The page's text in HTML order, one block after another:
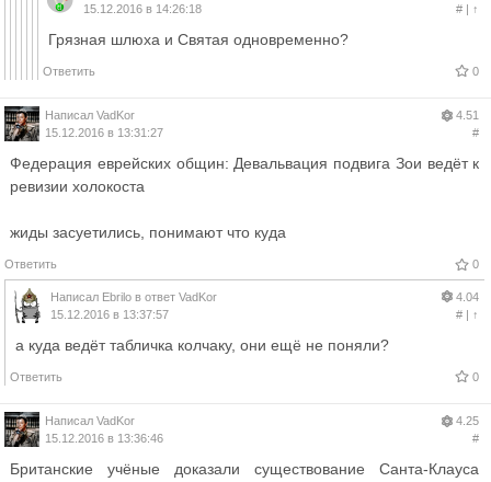
15.12.2016 в 14:26:18
#| ↑
Грязная шлюха и Святая одновременно?
Ответить 0
Написал VadKor
15.12.2016 в 13:31:27
4.51
#
Федерация еврейских общин: Девальвация подвига Зои ведёт к
ревизии холокоста
жиды засуетились, понимают что куда
Ответить 0
Написал Ebrilo в ответ VadKor
15.12.2016 в 13:37:57
4.04
#| ↑
а куда ведёт табличка колчаку, они ещё не поняли?
Ответить 0
Написал VadKor
15.12.2016 в 13:36:46
4.25
#
Британские учёные доказали существование Санта-Клауса